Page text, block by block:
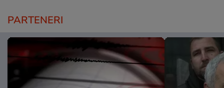
PARTENERI